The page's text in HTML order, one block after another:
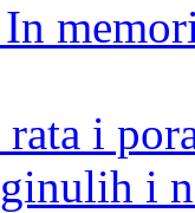
rata i
i